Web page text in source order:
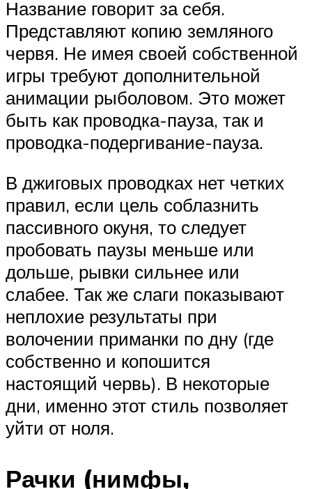
Название говорит за себя.
Представляют копию земляного
червя. Не имея своей собственной
игры требуют дополнительной
анимации рыболовом. Это может
быть как проводка-пауза, так и
проводка-подергивание-пауза.
В джиговых проводках нет четких
правил, если цель соблазнить
пассивного окуня, то следует
пробовать паузы меньше или
дольше, рывки сильнее или
слабее. Так же слаги показывают
неплохие результаты при
волочении приманки по дну (где
собственно и копошится
настоящий червь). В некоторые
дни, именно этот стиль позволяет
уйти от ноля.
Рачки (нимфы,